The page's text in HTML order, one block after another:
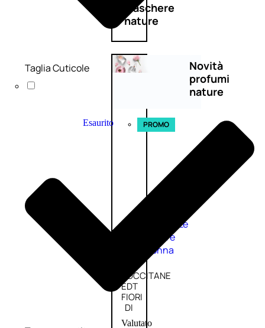
Maschere
nature
Novità
profumi
nature
Esaurito PROMO
Fragranze
Nature
Donna
L’OCCITANE
EDT
FIORI
DI
Valutato
Taglia Cuticole